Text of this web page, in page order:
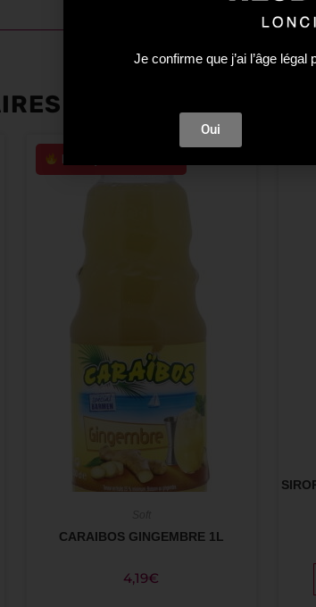
CARAIBOS GINGEMBRE 1L
4,19€
Je confirme que j’ai l’âge
Oui